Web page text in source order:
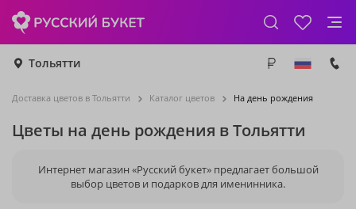
Тольятти
Доставка цветов в Тольятти Каталог цветов На день рождения
Цветы на день рождения в Тольятти
Интернет магазин «Русский букет» предлагает большой
выбор цветов и подарков для именинника.